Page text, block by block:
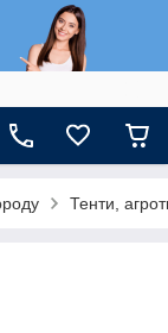
Тенти,